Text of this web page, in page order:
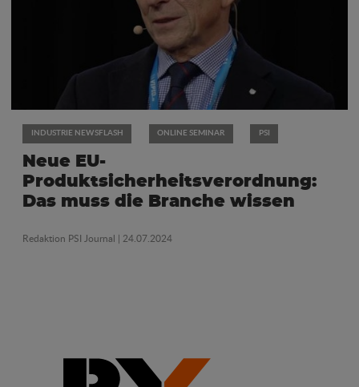
INDUSTRIE NEWSFLASH ONLINE SEMINAR PSI
Neue EU-
Produktsicherheitsverordnung:
Das muss die Branche wissen
Redaktion PSI Journal | 24.07.2024